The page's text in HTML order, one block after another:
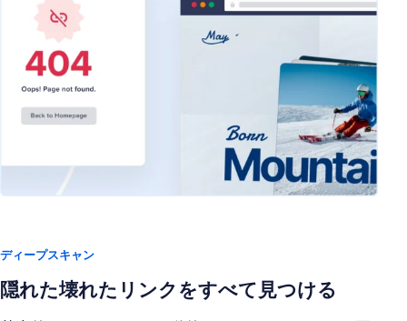
ディープスキャン
隠れた壊れたリンクをすべて見つける